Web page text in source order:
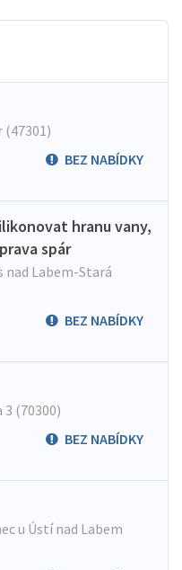
(47301)
BEZ NABÍDKY
hranu vany,
spár
nad Labem-Stará
BEZ NABÍDKY
(70300)
BEZ NABÍDKY
u Ústí nad Labem